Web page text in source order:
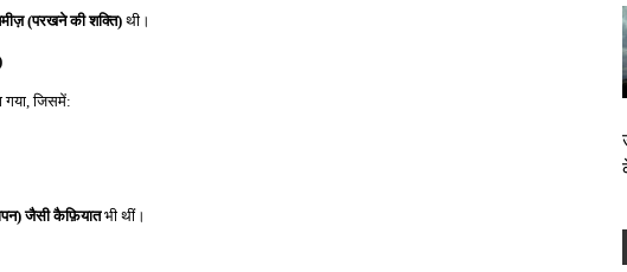
(परखने की शक्ति)थी।
गया, जिसमें:
जैसी कैफ़ियातभी थीं।